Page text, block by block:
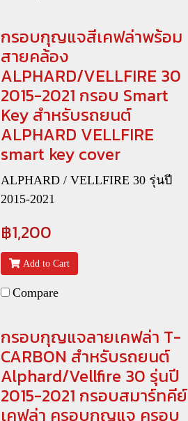
กรอบกุญแจสีเคฟล่าพร้อม
สายคล้อง
ALPHARD/VELLFIRE 30
2015-2021 กรอบ Smart
Key สำหรับรถยนต์
ALPHARD VELLFIRE
smart key cover
ALPHARD / VELLFIRE 30 รุ่นปี
2015-2021
฿1,200
Add to Cart
Compare
กรอบกุญแจลายเคฟล่า T-
CARBON สำหรับรถยนต์
Alphard/Vellfire 30 รุ่นปี
2015-2021 กรอบสมาร์ทคีย์
เคฟล่า ครอบกุญแจ ครอบ